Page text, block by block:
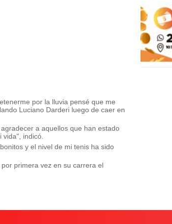
por la lluvia pensé que me
Luciano Darderi luego de caer en
a aquellos que han estado
indicó.
y el nivel de mi tenis ha sido
primera vez en su carrera el